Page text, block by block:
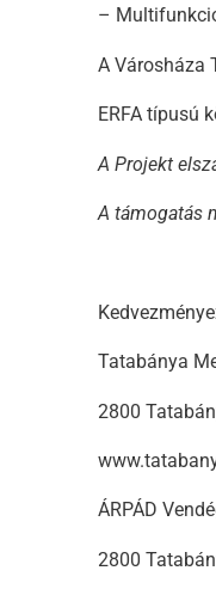
–
A Városháza
ERFA típusú
A Projekt
A támogatás
Tatabánya
2800
ÁRPÁD
2800